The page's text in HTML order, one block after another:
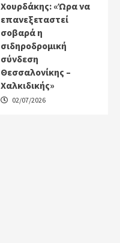
Χουρδάκης: «Ώρα να
επανεξεταστεί
σοβαρά η
σιδηροδρομική
σύνδεση
Θεσσαλονίκης –
Χαλκιδικής»
02/07/2026